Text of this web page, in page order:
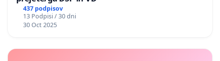
437 podpisov
13 Podpisi / 30 dni
30 Oct 2025